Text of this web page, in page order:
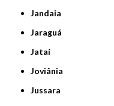
Jandaia
Jaraguá
Jataí
Joviânia
Jussara